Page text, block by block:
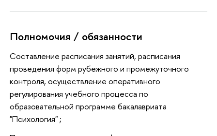
Полномочия / обязанности
Составление расписания занятий, расписания
проведения форм рубежного и промежуточного
контроля, осуществление оперативного
регулирования учебного процесса по
образовательной программе бакалавриата
"Психология" ;